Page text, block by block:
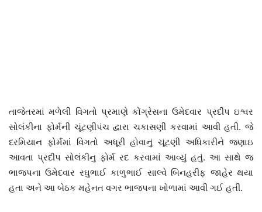
તાજેતરમાં મળેલી વિગતો પ્રમાણે કોંગ્રેસના ઉમેદવાર પ્રદીપ ઇશ્વર
સોલંકીના ફોર્મની ચૂંટણીપંચ દ્વારા ચકાસણી કરવામાં આવી હતી. જે
દરમિયાન ફોર્મમાં વિગતો અધૂરી હોવાનું ચૂંટણી અધિકારીને જણાઇ
આવતા પ્રદીપ સોલંકીનુ ફોર્મ રદ કરવામાં આવ્યું હતું. આ સાથે જ
ભાજપના ઉમેદવાર રઘુભાઈ કાળુભાઈ સાલ્વે બિનહરીફ જાહેર થયા
હતા અને આ બેઠક મહેનત વગર ભાજપના ખોળામાં આવી ગઈ હતી.